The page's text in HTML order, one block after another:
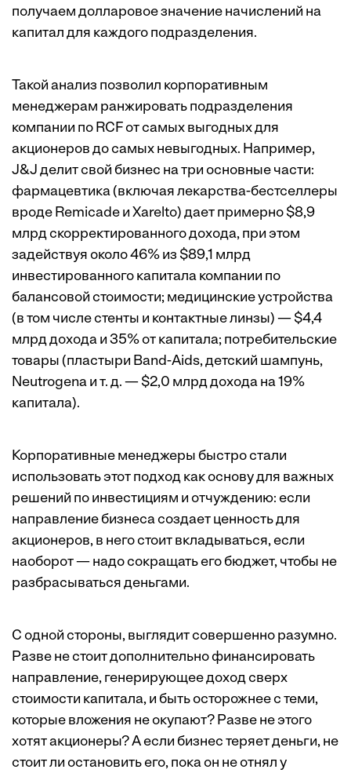
получаем долларовое значение начислений на
капитал для каждого подразделения.
Такой анализ позволил корпоративным
менеджерам ранжировать подразделения
компании по RCF от самых выгодных для
акционеров до самых невыгодных. Например,
J&J делит свой бизнес на три основные части:
фармацевтика (включая лекарства-бестселлеры
вроде Remicade и Xarelto) дает примерно $8,9
млрд скорректированного дохода, при этом
задействуя около 46% из $89,1 млрд
инвестированного капитала компании по
балансовой стоимости; медицинские устройства
(в том числе стенты и контактные линзы) — $4,4
млрд дохода и 35% от капитала; потребительские
товары (пластыри Band-Aids, детский шампунь,
Neutrogena и т. д. — $2,0 млрд дохода на 19%
капитала).
Корпоративные менеджеры быстро стали
использовать этот подход как основу для важных
решений по инвестициям и отчуждению: если
направление бизнеса создает ценность для
акционеров, в него стоит вкладываться, если
наоборот — надо сокращать его бюджет, чтобы не
разбрасываться деньгами.
С одной стороны, выглядит совершенно разумно.
Разве не стоит дополнительно финансировать
направление, генерирующее доход сверх
стоимости капитала, и быть осторожнее с теми,
которые вложения не окупают? Разве не этого
хотят акционеры? А если бизнес теряет деньги, не
стоит ли остановить его, пока он не отнял у